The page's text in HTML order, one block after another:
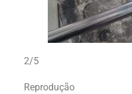
2/5
Reprodução